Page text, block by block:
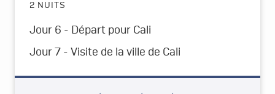
2 NUITS
Jour 6 - Départ pour Cali
Jour 7 - Visite de la ville de Cali